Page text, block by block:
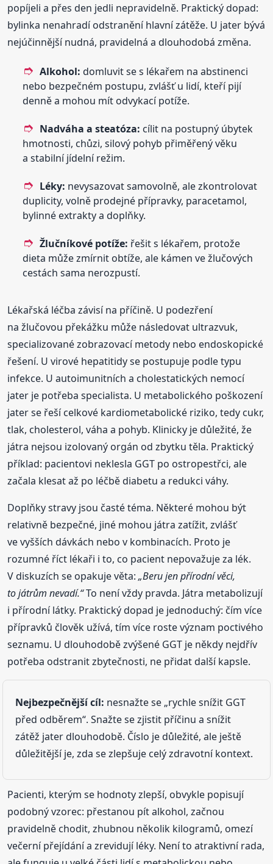
popíjeli a přes den jedli nepravidelně. Praktický dopad:
bylinka nenahradí odstranění hlavní zátěže. U jater bývá
nejúčinnější nudná, pravidelná a dlouhodobá změna.
Alkohol: domluvit se s lékařem na abstinenci
nebo bezpečném postupu, zvlášť u lidí, kteří pijí
denně a mohou mít odvykací potíže.
Nadváha a steatóza: cílit na postupný úbytek
hmotnosti, chůzi, silový pohyb přiměřený věku
a stabilní jídelní režim.
Léky: nevysazovat samovolně, ale zkontrolovat
duplicity, volně prodejné přípravky, paracetamol,
bylinné extrakty a doplňky.
Žlučníkové potíže: řešit s lékařem, protože
dieta může zmírnit obtíže, ale kámen ve žlučových
cestách sama nerozpustí.
Lékařská léčba závisí na příčině. U podezření
na žlučovou překážku může následovat ultrazvuk,
specializované zobrazovací metody nebo endoskopické
řešení. U virové hepatitidy se postupuje podle typu
infekce. U autoimunitních a cholestatických nemocí
jater je potřeba specialista. U metabolického poškození
jater se řeší celkové kardiometabolické riziko, tedy cukr,
tlak, cholesterol, váha a pohyb. Klinicky je důležité, že
játra nejsou izolovaný orgán od zbytku těla. Praktický
příklad: pacientovi neklesla GGT po ostropestřci, ale
začala klesat až po léčbě diabetu a redukci váhy.
Doplňky stravy jsou časté téma. Některé mohou být
relativně bezpečné, jiné mohou játra zatížit, zvlášť
ve vyšších dávkách nebo v kombinacích. Proto je
rozumné říct lékaři i to, co pacient nepovažuje za lék.
V diskuzích se opakuje věta:„Beru jen přírodní věci,
to játrům nevadí.“To není vždy pravda. Játra metabolizují
i přírodní látky. Praktický dopad je jednoduchý: čím více
přípravků člověk užívá, tím více roste význam poctivého
seznamu. U dlouhodobě zvýšené GGT je někdy nejdřív
potřeba odstranit zbytečnosti, ne přidat další kapsle.
Nejbezpečnější cíl: nesnažte se „rychle snížit GGT
před odběrem“. Snažte se zjistit příčinu a snížit
zátěž jater dlouhodobě. Číslo je důležité, ale ještě
důležitější je, zda se zlepšuje celý zdravotní kontext.
Pacienti, kterým se hodnoty zlepší, obvykle popisují
podobný vzorec: přestanou pít alkohol, začnou
pravidelně chodit, zhubnou několik kilogramů, omezí
večerní přejídání a zrevidují léky. Není to atraktivní rada,